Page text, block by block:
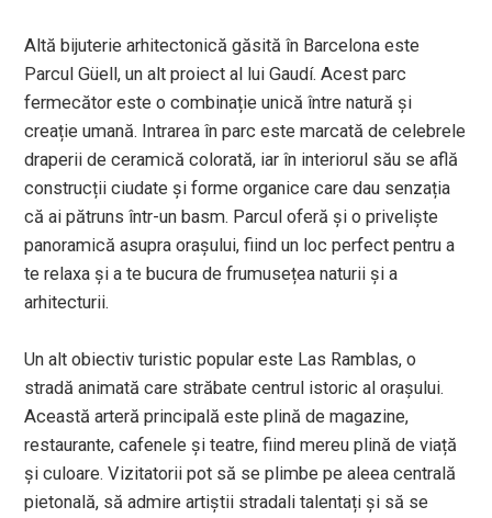
Altă bijuterie arhitectonică găsită în Barcelona este
Parcul Güell, un alt proiect al lui Gaudí. Acest parc
fermecător este o combinație unică între natură și
creație umană. Intrarea în parc este marcată de celebrele
draperii de ceramică colorată, iar în interiorul său se află
construcții ciudate și forme organice care dau senzația
că ai pătruns într-un basm. Parcul oferă și o priveliște
panoramică asupra orașului, fiind un loc perfect pentru a
te relaxa și a te bucura de frumusețea naturii și a
arhitecturii.
Un alt obiectiv turistic popular este Las Ramblas, o
stradă animată care străbate centrul istoric al orașului.
Această arteră principală este plină de magazine,
restaurante, cafenele și teatre, fiind mereu plină de viață
și culoare. Vizitatorii pot să se plimbe pe aleea centrală
pietonală, să admire artiștii stradali talentați și să se